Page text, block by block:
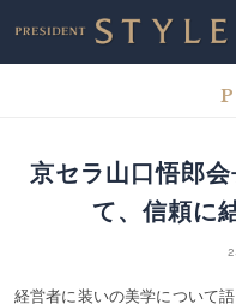
京セラ山口悟郎
て、信頼に
経営者に装いの美学について